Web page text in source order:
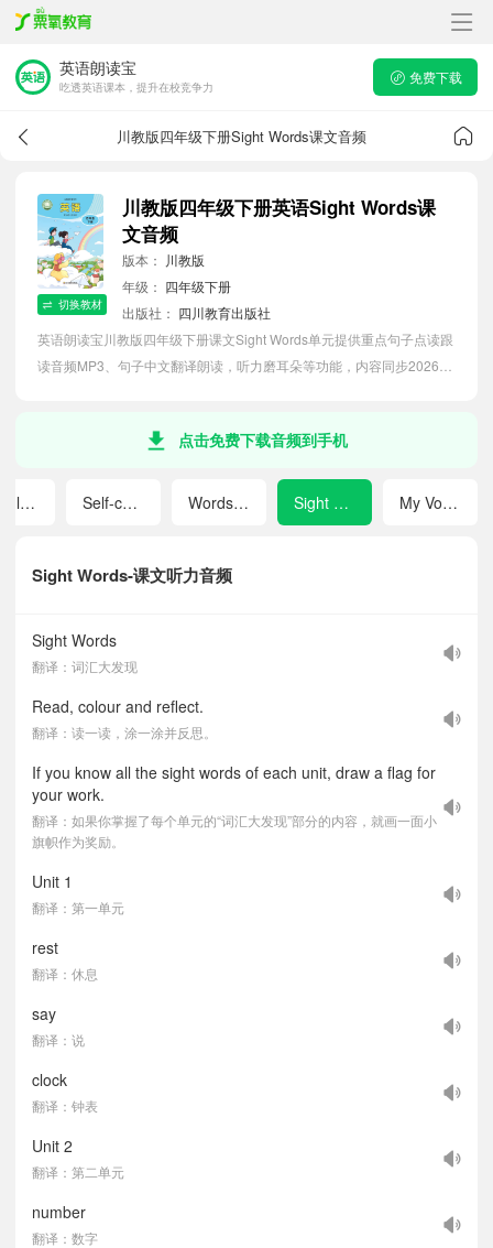
英语朗读宝
吃透英语课本，提升在校竞争力
免费下载
川教版四年级下册Sight Words课文音频
切换教材
川教版四年级下册英语Sight Words课
文音频
版本： 川教版
年级： 四年级下册
出版社： 四川教育出版社
英语朗读宝川教版四年级下册课文Sight Words单元提供重点句子点读跟
读音频MP3、句子中文翻译朗读，听力磨耳朵等功能，内容同步2026最
点击免费下载音频到手机
Sight Words-课文听力音频
Sight Words
翻译：词汇大发现
Read, colour and reflect.
翻译：读一读，涂一涂并反思。
If you know all the sight words of each unit, draw a flag for
your work.
翻译：如果你掌握了每个单元的“词汇大发现”部分的内容，就画一面小
旗帜作为奖励。
Unit 1
翻译：第一单元
rest
翻译：休息
say
翻译：说
clock
翻译：钟表
Unit 2
翻译：第二单元
number
翻译：数字
Module C Our Friendly World Self-check Words and Expressions Sight Words My Vocabulary Bank